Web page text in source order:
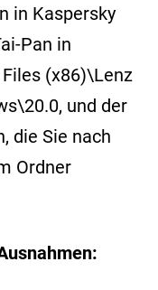
in Kaspersky
Pan in
(x86)\Lenz
und der
die Sie nach
Ordner